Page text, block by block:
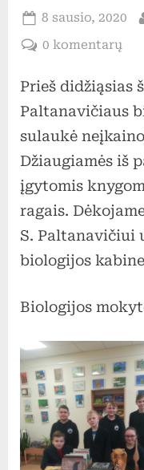
Posted
on
8 sausio, 2020
0 komentarųįraše
Prieš didžiąsias
Paltanavičiaus
sulaukė
Džiaugiamės iš
įgytomis
ragais.
S. Paltanavičiui
biologijos
Biologijos